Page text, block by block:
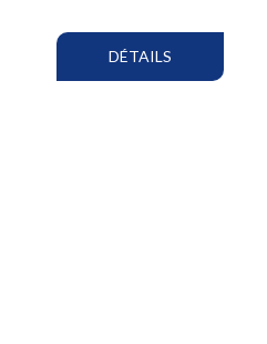
DÉTAILS